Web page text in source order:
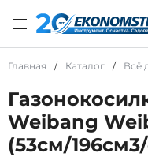
Главная / Каталог / Всё
Weibang
(53см/